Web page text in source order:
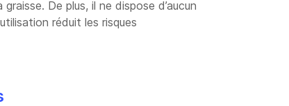
De plus, il ne dispose d’aucun
réduit les risques